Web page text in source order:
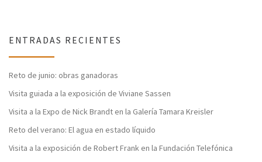
ENTRADAS RECIENTES
Reto de junio: obras ganadoras
Visita guiada a la exposición de Viviane Sassen
Visita a la Expo de Nick Brandt en la Galería Tamara Kreisler
Reto del verano: El agua en estado líquido
Visita a la exposición de Robert Frank en la Fundación Telefónica